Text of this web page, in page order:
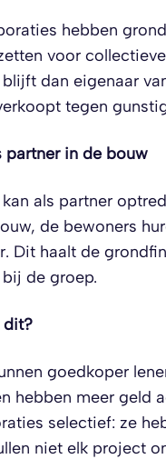
hebben
voor
dan eigenaar
tegen
partner in de bouw
als partner
de bewoners
Dit haalt de
de groep.
dit?
goedkoper
hebben meer geld
selectief: ze
niet elk project